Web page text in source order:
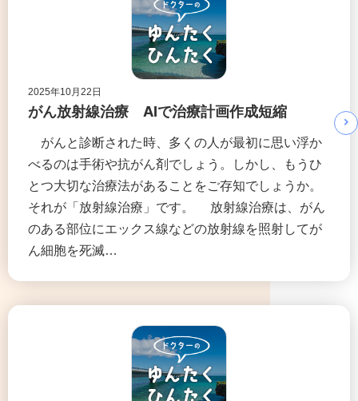
2025年10月22日
がん放射線治療 AIで治療計画作成短縮
がんと診断された時、多くの人が最初に思い浮か
べるのは手術や抗がん剤でしょう。しかし、もうひ
とつ大切な治療法があることをご存知でしょうか。
それが「放射線治療」です。 放射線治療は、がん
のある部位にエックス線などの放射線を照射してが
ん細胞を死滅…